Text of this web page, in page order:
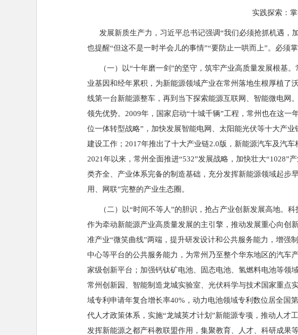
实践探索：
发展新质生产力，习近平总书记强调“我们必须抢抓机遇，
也提醒“但这不是一时半会儿的事情”“要防止一哄而上”。必须
（一）以“十年磨一剑”的坚守，筑牢产业高质量发展根基。
业基因和经年累积，为新能源领域产业在常州落地生根厚植了
线第一台新能源整车，再到当下探索能源互联网、智能微电网
领先优势。2009年，国家启动“十城千辆”工程，常州也在这
位一体转型战略”，加快发展智能电网、太阳能光伏等十大产
建设工作；2017年推出了十大产业链2.0版，新能源汽车及汽
2021年以来，常州全面推进“532”发展战略，加快壮大
类齐全、产业体系完备的制造基础，充分发挥新能源领域起步
用、网联”完整的产业生态圈。
（二）以“时间不等人”的胆识，抢占产业创新发展高地。科
作为牵动新能源产业高质量发展的主引擎，推动发展重心向创
准产业“微笑曲线”两端，提升研发设计和公共服务能力，增
中心等平台的公共服务能力，为常州乃至整个华东地区的汽车
家级创新平台；加强钙钛矿电池、固态电池、氢燃料电池等领
常州创新园、智能制造龙城实验室、光伏科学与技术国家重点
域专利申请年复合增长率40%，动力电池领域专利数位居全国
代人才政策体系，实施“龙城英才计划”新能源专项，推动人才
发挥新能源之都产科教联盟作用，集聚教育、人才、科研成果